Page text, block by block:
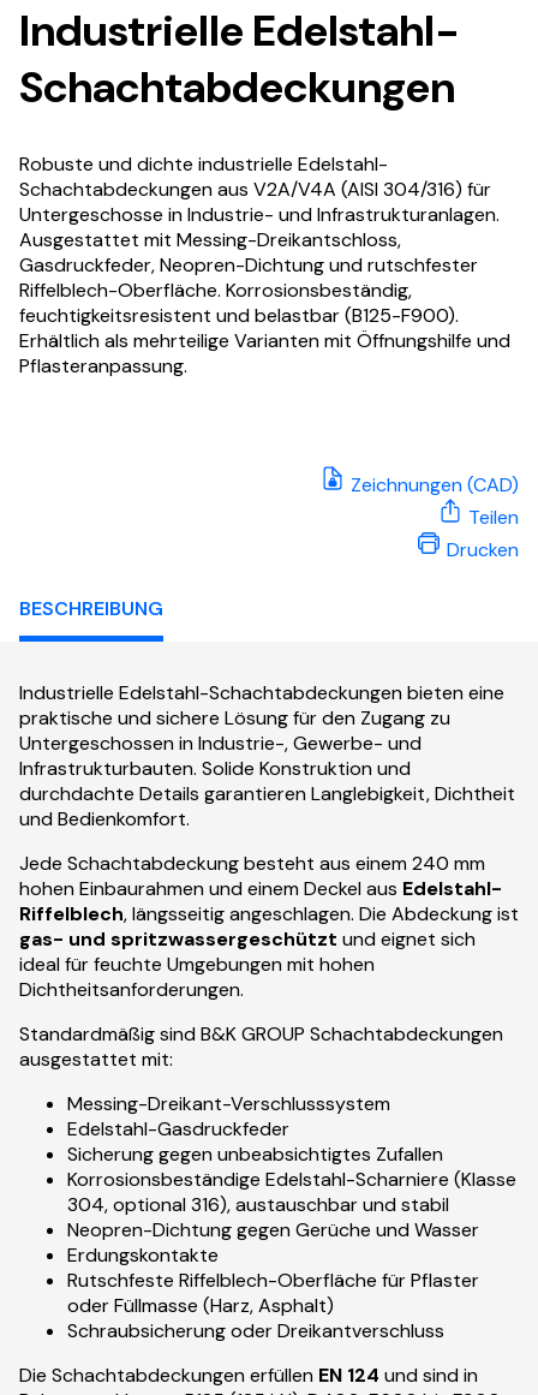
Industrielle Edelstahl-
Schachtabdeckungen
Robuste und dichte industrielle Edelstahl-
Schachtabdeckungen aus V2A/V4A (AISI 304/316) für
Untergeschosse in Industrie- und Infrastrukturanlagen.
Ausgestattet mit Messing-Dreikantschloss,
Gasdruckfeder, Neopren-Dichtung und rutschfester
Riffelblech-Oberfläche. Korrosionsbeständig,
feuchtigkeitsresistent und belastbar (B125-F900).
Erhältlich als mehrteilige Varianten mit Öffnungshilfe und
Pflasteranpassung.
Zeichnungen (CAD)
Teilen
Drucken
BESCHREIBUNG
Industrielle Edelstahl-Schachtabdeckungen bieten eine
praktische und sichere Lösung für den Zugang zu
Untergeschossen in Industrie-, Gewerbe- und
Infrastrukturbauten. Solide Konstruktion und
durchdachte Details garantieren Langlebigkeit, Dichtheit
und Bedienkomfort.
Jede Schachtabdeckung besteht aus einem 240 mm
hohen Einbaurahmen und einem Deckel aus Edelstahl-
Riffelblech, längsseitig angeschlagen. Die Abdeckung ist
gas- und spritzwassergeschützt und eignet sich
ideal für feuchte Umgebungen mit hohen
Dichtheitsanforderungen.
Standardmäßig sind B&K GROUP Schachtabdeckungen
ausgestattet mit:
Messing-Dreikant-Verschlusssystem
Edelstahl-Gasdruckfeder
Sicherung gegen unbeabsichtigtes Zufallen
Korrosionsbeständige Edelstahl-Scharniere (Klasse
304, optional 316), austauschbar und stabil
Neopren-Dichtung gegen Gerüche und Wasser
Erdungskontakte
Rutschfeste Riffelblech-Oberfläche für Pflaster
oder Füllmasse (Harz, Asphalt)
Schraubsicherung oder Dreikantverschluss
Die Schachtabdeckungen erfüllen EN 124 und sind in